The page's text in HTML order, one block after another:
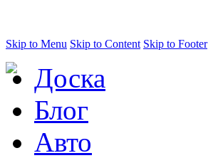
Skip to Menu Skip to Content Skip to Footer
Доска
Блог
Авто